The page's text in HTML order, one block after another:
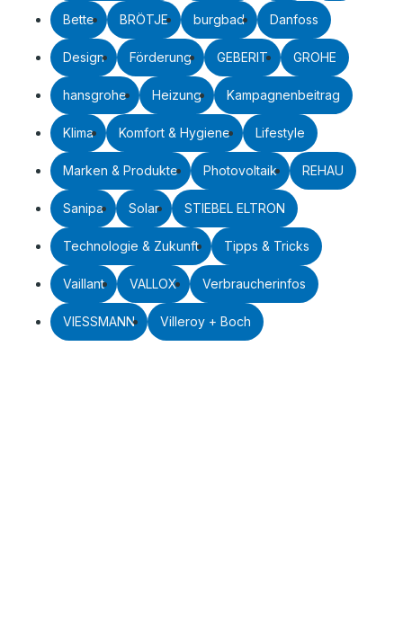
Bette BRÖTJE burgbad Danfoss
Design Förderung GEBERIT GROHE
hansgrohe Heizung Kampagnenbeitrag
Klima Komfort & Hygiene Lifestyle
Marken & Produkte Photovoltaik REHAU
Sanipa Solar STIEBEL ELTRON
Technologie & Zukunft Tipps & Tricks
Vaillant VALLOX Verbraucherinfos
VIESSMANN Villeroy + Boch